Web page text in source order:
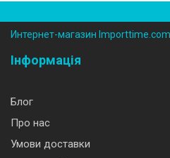
Интернет-магазин
Інформація
Блог
Про нас
Умови доставки